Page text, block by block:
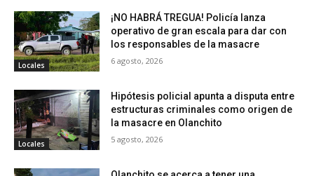
Locales
¡NO HABRÁ TREGUA! Policía lanza
operativo de gran escala para dar con
los responsables de la masacre
6 agosto, 2026
Locales
Hipótesis policial apunta a disputa entre
estructuras criminales como origen de
la masacre en Olanchito
5 agosto, 2026